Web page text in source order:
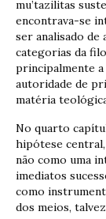
mu’tazilitas
encontrava-se
ser analisado de
categorias da
principalmente
autoridade de
matéria
No quarto
hipótese central,
não como uma
imediatos
como
dos meios,